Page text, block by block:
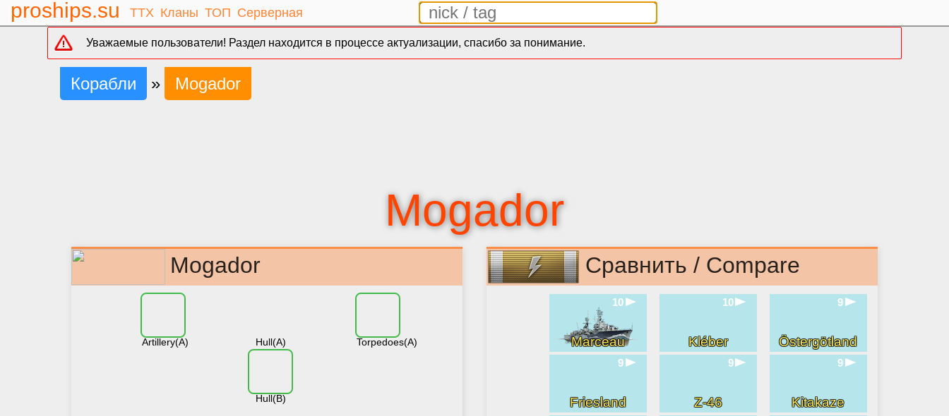
proships.su ТТХ Кланы ТОП Серверная
Уважаемые пользователи! Раздел находится в процессе актуализации, спасибо за понимание.
Корабли » Mogador
Mogador
Mogador
Artillery(A) Hull(A)
Hull(B)
Torpedoes(A)
Сравнить / Compare
10
Marceau
10
Kléber
9
Östergötland
9
Friesland
9
Z-46
9
Kitakaze